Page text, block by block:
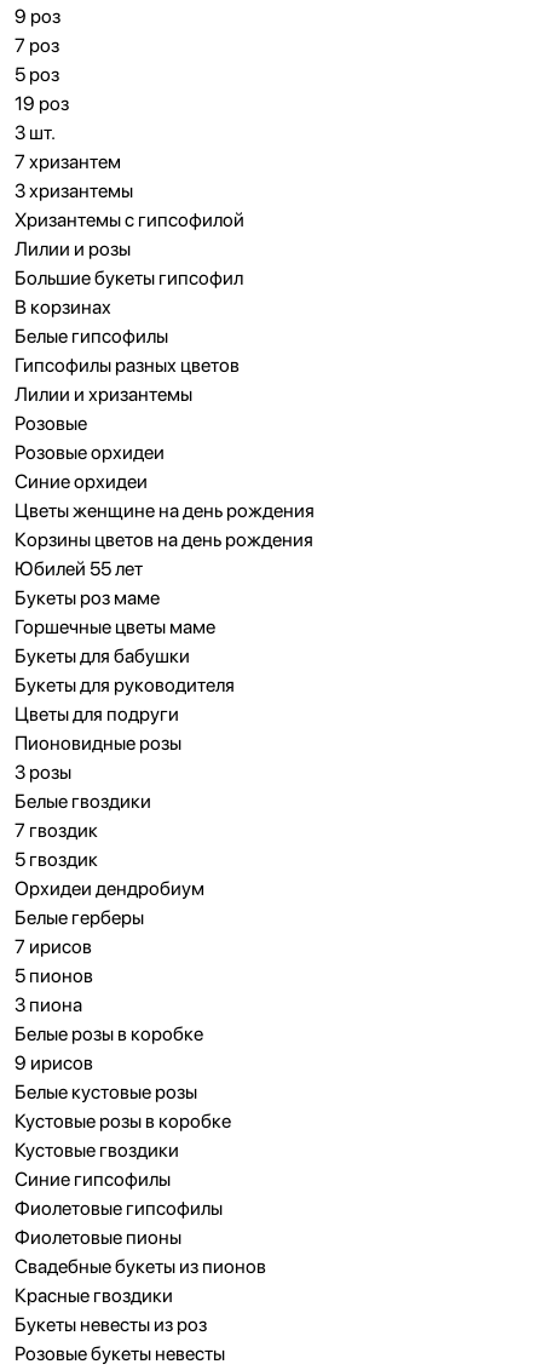
9 роз
7 роз
5 роз
19 роз
3 шт.
7 хризантем
3 хризантемы
Хризантемы с гипсофилой
Лилии и розы
Большие букеты гипсофил
В корзинах
Белые гипсофилы
Гипсофилы разных цветов
Лилии и хризантемы
Розовые
Розовые орхидеи
Синие орхидеи
Цветы женщине на день рождения
Корзины цветов на день рождения
Юбилей 55 лет
Букеты роз маме
Горшечные цветы маме
Букеты для бабушки
Букеты для руководителя
Цветы для подруги
Пионовидные розы
3 розы
Белые гвоздики
7 гвоздик
5 гвоздик
Орхидеи дендробиум
Белые герберы
7 ирисов
5 пионов
3 пиона
Белые розы в коробке
9 ирисов
Белые кустовые розы
Кустовые розы в коробке
Кустовые гвоздики
Синие гипсофилы
Фиолетовые гипсофилы
Фиолетовые пионы
Свадебные букеты из пионов
Красные гвоздики
Букеты невесты из роз
Розовые букеты невесты